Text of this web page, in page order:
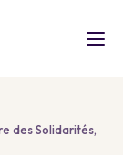
des Solidarités,